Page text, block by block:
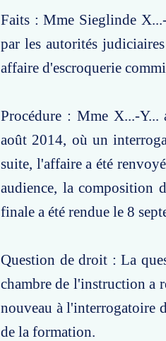
Faits : Mme Sieglinde
par les autorités
affaire d'escroquerie
Procédure : Mme X...-
août 2014, où un
suite, l'affaire a été
audience, la composition
finale a été rendue le 8
Question de droit : La
chambre de l'instruction a
nouveau à l'interrogatoire
de la formation.